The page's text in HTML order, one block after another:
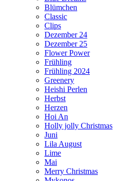
Blümchen
Classic
Clips
Dezember 24
Dezember 25
Flower Power
Frühling
Frühling 2024
Greenery
Heishi Perlen
Herbst
Herzen
Hoi An
Holly jolly Christmas
Juni
Lila August
Lime
Mai
Merry Christmas